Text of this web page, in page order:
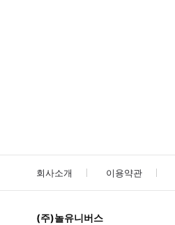
회사소개 이용약관
(주)놀유니버스